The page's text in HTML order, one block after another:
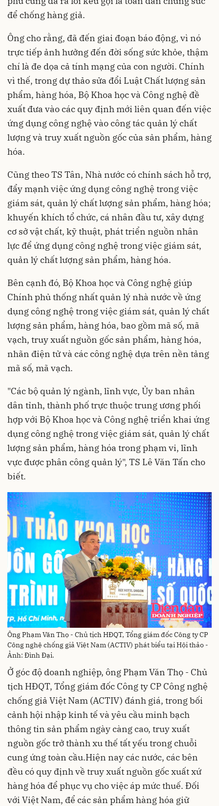
để chống hàng giả.
Ông cho rằng, đã đến giai đoạn báo động, vì nó
trực tiếp ảnh hưởng đến đời sống sức khỏe, thậm
chí là đe dọa cả tính mạng của con người. Chính
vì thế, trong dự thảo sửa đổi Luật Chất lượng sản
phẩm, hàng hóa, Bộ Khoa học và Công nghệ đề
xuất đưa vào các quy định mới liên quan đến việc
ứng dụng công nghệ vào công tác quản lý chất
lượng và truy xuất nguồn gốc của sản phẩm, hàng
hóa.
Cũng theo TS Tân, Nhà nước có chính sách hỗ trợ,
đẩy mạnh việc ứng dụng công nghệ trong việc
giám sát, quản lý chất lượng sản phẩm, hàng hóa;
khuyến khích tổ chức, cá nhân đầu tư, xây dựng
cơ sở vật chất, kỹ thuật, phát triển nguồn nhân
lực để ứng dụng công nghệ trong việc giám sát,
quản lý chất lượng sản phẩm, hàng hóa.
Bên cạnh đó, Bộ Khoa học và Công nghệ giúp
Chính phủ thống nhất quản lý nhà nước về ứng
dụng công nghệ trong việc giám sát, quản lý chất
lượng sản phẩm, hàng hóa, bao gồm mã số, mã
vạch, truy xuất nguồn gốc sản phẩm, hàng hóa,
nhãn điện tử và các công nghệ dựa trên nền tảng
mã số, mã vạch.
"Các bộ quản lý ngành, lĩnh vực, Ủy ban nhân
dân tỉnh, thành phố trực thuộc trung ương phối
hợp với Bộ Khoa học và Công nghệ triển khai ứng
dụng công nghệ trong việc giám sát, quản lý chất
lượng sản phẩm, hàng hóa trong phạm vi, lĩnh
vực được phân công quản lý", TS Lê Văn Tấn cho
biết.
Ông Phạm Văn Thọ - Chủ tịch HĐQT, Tổng giám đốc Công ty CP
Công nghệ chống giả Việt Nam (ACTIV) phát biểu tại Hội thảo -
Ảnh: Đình Đại.
Ở góc độ doanh nghiệp, ông Phạm Văn Thọ - Chủ
tịch HĐQT, Tổng giám đốc Công ty CP Công nghệ
chống giả Việt Nam (ACTIV) đánh giá, trong bối
cảnh hội nhập kinh tế và yêu cầu minh bạch
thông tin sản phẩm ngày càng cao, truy xuất
nguồn gốc trở thành xu thế tất yếu trong chuỗi
cung ứng toàn cầu.Hiện nay các nước, các bên
đều có quy định về truy xuất nguồn gốc xuất xứ
hàng hóa để phục vụ cho việc áp mức thuế. Đối
với Việt Nam, để các sản phẩm hàng hóa giữ